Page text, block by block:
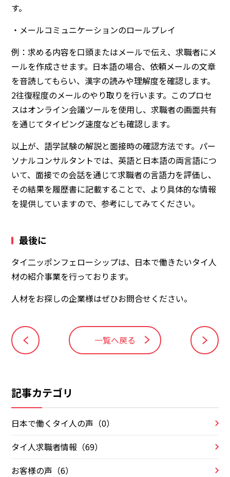
す。
・ メールコミュニケーションのロールプレイ
例：求める内容を口頭またはメールで伝え、求職者にメ
ールを作成させます。日本語の場合、依頼メールの文章
を音読してもらい、漢字の読みや理解度を確認します。
2往復程度のメールのやり取りを行います。このプロセ
スはオンライン会議ツールを使用し、求職者の画面共有
を通じてタイピング速度なども確認します。
以上が、語学試験の解説と面接時の確認方法です。パー
ソナルコンサルタントでは、英語と日本語の両言語につ
いて、面接での会話を通じて求職者の言語力を評価し、
その結果を履歴書に記載することで、より具体的な情報
を提供していますので、参考にしてみてください。
最後に
タイ二ッポンフェローシップは、日本で働きたいタイ人
材の紹介事業を行っております。
人材をお探しの企業様はぜひお問合せください。
一覧へ戻る
記事カテゴリ
日本で働くタイ人の声（0）
タイ人求職者情報（69）
お客様の声（6）